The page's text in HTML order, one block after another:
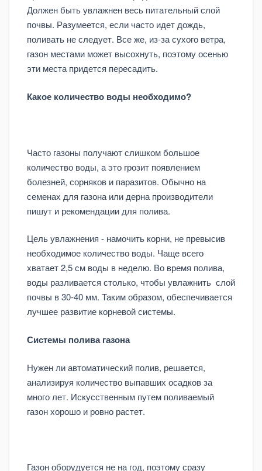
Должен быть увлажнен весь питательный слой
почвы. Разумеется, если часто идет дождь,
поливать не следует. Все же, из-за сухого ветра,
газон местами может высохнуть, поэтому осенью
эти места придется пересадить.
Какое количество воды необходимо?
Часто газоны получают слишком большое
количество воды, а это грозит появлением
болезней, сорняков и паразитов. Обычно на
семенах для газона или дерна производители
пишут и рекомендации для полива.
Цель увлажнения - намочить корни, не превысив
необходимое количество воды. Чаще всего
хватает 2,5 см воды в неделю. Во время полива,
воды разливается столько, чтобы увлажнить слой
почвы в 30-40 мм. Таким образом, обеспечивается
лучшее развитие корневой системы.
Системы полива газона
Нужен ли автоматический полив, решается,
анализируя количество выпавших осадков за
много лет. Искусственным путем поливаемый
газон хорошо и ровно растет.
Газон оборудуется не на год, поэтому сразу